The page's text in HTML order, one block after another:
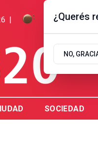
| 7.2ºC |
SOCIEDAD
¿Querés
NO,